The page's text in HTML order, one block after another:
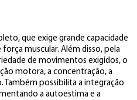
que exige grande capacidade
muscular. Além disso, pela
de movimentos exigidos, o
motora, a concentração, a
Também possibilita a integração
a autoestima e a